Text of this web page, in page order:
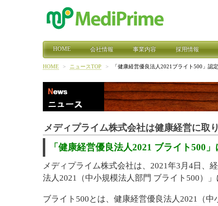
HOME 会社情報 事業内容 採用情報
HOME > ニュースTOP > 「健康経営優良法人2021ブライト500」認
メディプライム株式会社は健康経営に取
「健康経営優良法人2021 ブライト500
メディプライム株式会社は、2021年3月4日、
法人2021（中小規模法人部門 ブライト500）
ブライト500とは、健康経営優良法人2021（